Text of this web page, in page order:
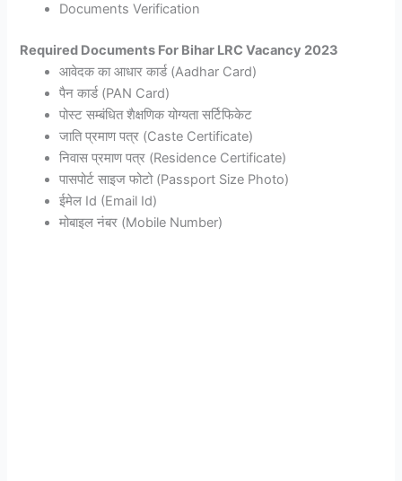
Documents Verification
Required Documents For Bihar LRC Vacancy 2023
आवेदक का आधार कार्ड (Aadhar Card)
पैन कार्ड (PAN Card)
पोस्ट सम्बंधित शैक्षणिक योग्यता सर्टिफिकेट
जाति प्रमाण पत्र (Caste Certificate)
निवास प्रमाण पत्र (Residence Certificate)
पासपोर्ट साइज फोटो (Passport Size Photo)
ईमेल Id (Email Id)
मोबाइल नंबर (Mobile Number)